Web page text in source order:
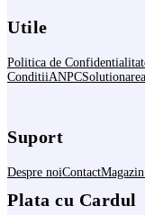
Utile
Politica de
ConditiiANPC
Suport
Despre noiContact
Plata cu Cardul